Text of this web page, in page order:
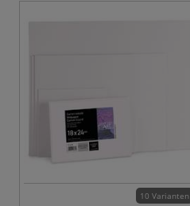
10 Varianten